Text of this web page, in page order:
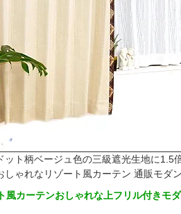
ット柄ベージュ色の三級遮光生地に
ゃれなリゾート風カーテン 通販モダ
風カーテンおしゃれな上フリル付きモ